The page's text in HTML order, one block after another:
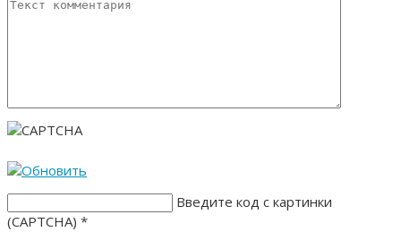
Введите код с картинки
(CAPTCHA) *